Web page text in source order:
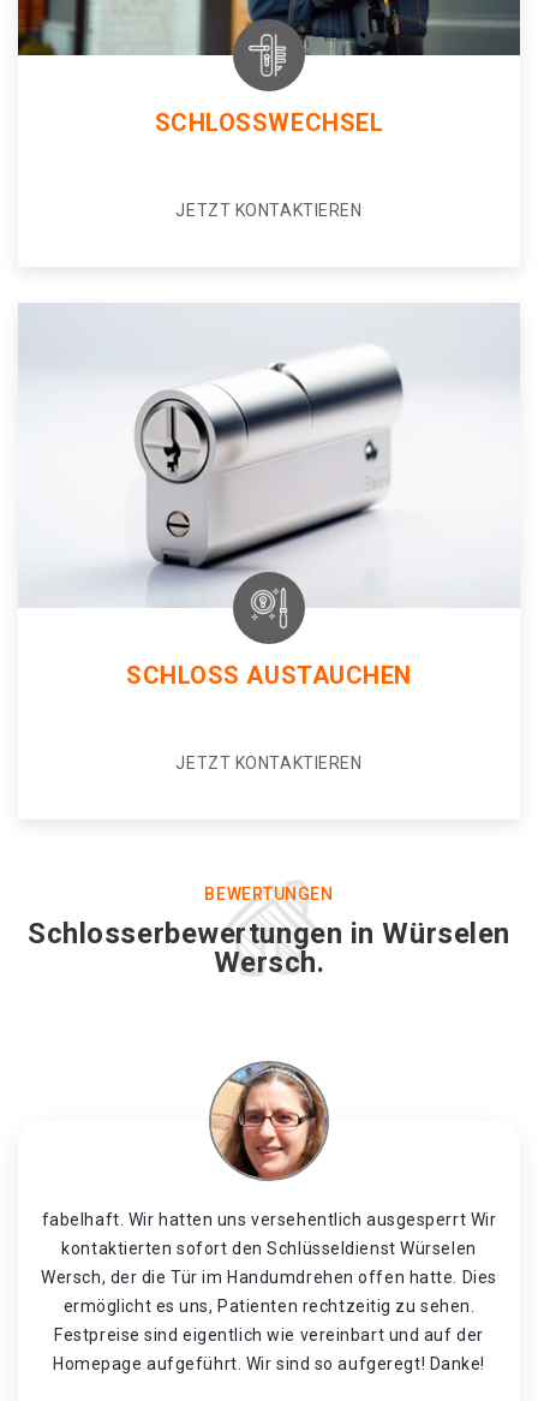
SCHLOSSWECHSEL
JETZT KONTAKTIEREN
SCHLOSS AUSTAUCHEN
JETZT KONTAKTIEREN
BEWERTUNGEN
Schlosserbewertungen in Würselen
Wersch.
fabelhaft. Wir hatten uns versehentlich ausgesperrt Wir
kontaktierten sofort den Schlüsseldienst Würselen
Wersch, der die Tür im Handumdrehen offen hatte. Dies
ermöglicht es uns, Patienten rechtzeitig zu sehen.
Festpreise sind eigentlich wie vereinbart und auf der
Homepage aufgeführt. Wir sind so aufgeregt! Danke!